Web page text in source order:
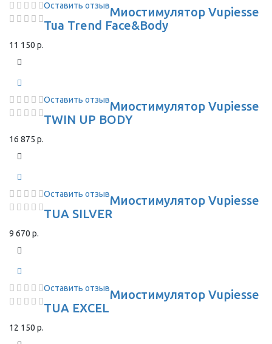
Оставить отзывМиостимулятор Vupiesse
Tua Trend Face&Body
11 150 р.
Оставить отзывМиостимулятор Vupiesse
TWIN UP BODY
16 875 р.
Оставить отзывМиостимулятор Vupiesse
TUA SILVER
9 670 р.
Оставить отзывМиостимулятор Vupiesse
TUA EXCEL
12 150 р.